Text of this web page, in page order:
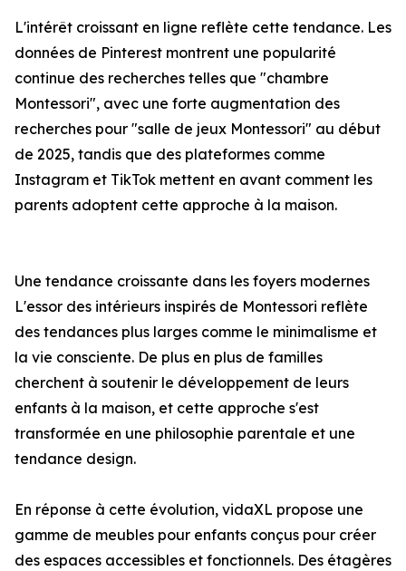
L'intérêt croissant en ligne reflète cette tendance. Les
données de Pinterest montrent une popularité
continue des recherches telles que "chambre
Montessori", avec une forte augmentation des
recherches pour "salle de jeux Montessori" au début
de 2025, tandis que des plateformes comme
Instagram et TikTok mettent en avant comment les
parents adoptent cette approche à la maison.
Une tendance croissante dans les foyers modernes
L'essor des intérieurs inspirés de Montessori reflète
des tendances plus larges comme le minimalisme et
la vie consciente. De plus en plus de familles
cherchent à soutenir le développement de leurs
enfants à la maison, et cette approche s'est
transformée en une philosophie parentale et une
tendance design.
En réponse à cette évolution, vidaXL propose une
gamme de meubles pour enfants conçus pour créer
des espaces accessibles et fonctionnels. Des étagères